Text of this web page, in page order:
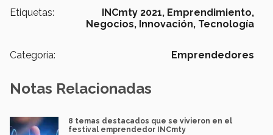
Etiquetas: INCmty 2021, Emprendimiento,
Negocios, Innovación, Tecnología
Categoría: Emprendedores
Notas Relacionadas
8 temas destacados que se vivieron en el
festival emprendedor INCmty